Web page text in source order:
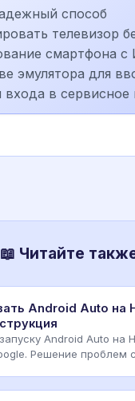
способ
телевизор
смартфона
эмулятора для
входа в
📖 Читайте
Android Auto на
Android Auto на
Решение проблем